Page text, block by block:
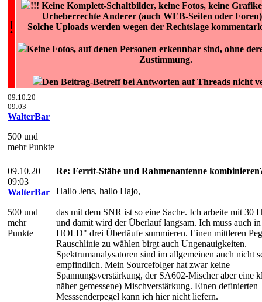
!
!!! Keine Komplett-Schaltbilder, keine Fotos, keine
Urheberrechte Anderer (auch WEB-Seiten oder
Solche Uploads werden wegen der Rechtslage
Keine Fotos, auf denen Personen erkennbar sind, ohne
Zustimmung.
Den Beitrag-Betreff bei Antworten auf Threads nicht
09.10.20
09:03
WalterBar
500 und
mehr Punkte
09.10.20
09:03
WalterBar
500 und
mehr
Punkte
Re: Ferrit-Stäbe und Rahmenantenne
Hallo Jens, hallo Hajo,
das mit dem SNR ist so eine Sache. Ich arbeite mit 30
und damit wird der Überlauf langsam. Ich muss auch
HOLD" drei Überläufe summieren. Einen mittleren
Rauschlinie zu wählen birgt auch Ungenauigkeiten.
Spektrumanalysatoren sind im allgemeinen auch nicht
empfindlich. Mein Sourcefolger hat zwar keine
Spannungsverstärkung, der SA602-Mischer aber eine
näher gemessene) Mischverstärkung. Einen definierten
Messsenderpegel kann ich hier nicht liefern.